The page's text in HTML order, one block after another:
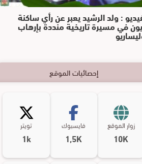
: ولد الرشيد يعبر عن رأي ساكنة
في مسيرة تاريخية منددة بإرهاب
إحصائيات الموقع
زوار الموقع
10K
فايسبوك
1,5K
تويتر
1k